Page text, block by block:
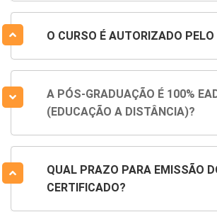
O CURSO É AUTORIZADO PELO
A PÓS-GRADUAÇÃO É 100%
(EDUCAÇÃO A DISTÂNCIA)?
QUAL PRAZO PARA EMISSÃO
CERTIFICADO?